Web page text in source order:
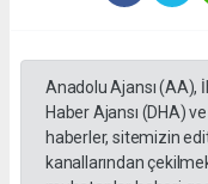
Anadolu Ajansı (AA),
Haber Ajansı (DHA)
haberler, sitemizin
kanallarından